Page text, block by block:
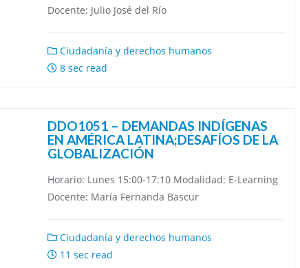
Docente: Julio José del Río
Ciudadanía y derechos humanos
8 sec read
DDO1051 – DEMANDAS INDÍGENAS
EN AMÉRICA LATINA;DESAF͏ÍOS DE LA
GLOBALIZACIÓN
Horario: Lunes 15:00-17:10 Modalidad: E-Learning
Docente: María Fernanda Bascur
Ciudadanía y derechos humanos
11 sec read